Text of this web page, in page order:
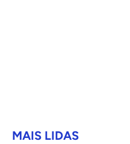
MAIS LIDAS